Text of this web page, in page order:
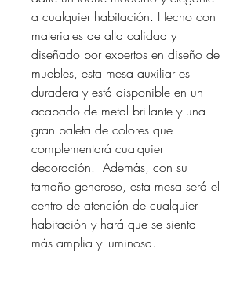
a cualquier habitación. Hecho con
materiales de alta calidad y
diseñado por expertos en diseño de
muebles, esta mesa auxiliar es
duradera y está disponible en un
acabado de metal brillante y una
gran paleta de colores que
complementará cualquier
decoración. Además, con su
tamaño generoso, esta mesa será el
centro de atención de cualquier
habitación y hará que se sienta
más amplia y luminosa.